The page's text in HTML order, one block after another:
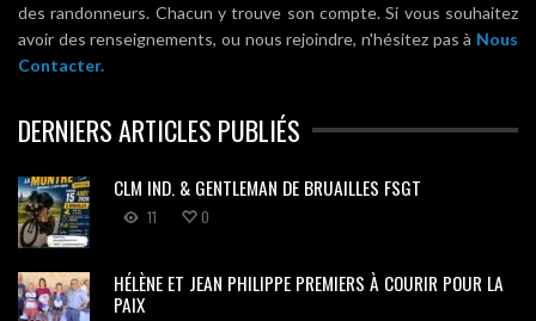
des randonneurs. Chacun y trouve son compte. Si vous souhaitez
avoir des renseignements, ou nous rejoindre, n'hésitez pas à Nous
Contacter.
DERNIERS ARTICLES PUBLIÉS
CLM IND. & GENTLEMAN DE BRUAILLES FSGT
11 0
HÉLÈNE ET JEAN PHILIPPE PREMIERS À COURIR POUR LA
PAIX